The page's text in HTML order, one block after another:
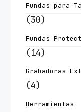
Fundas para
(30)
Fundas
(14)
Grabadoras
(4)
Herramientas